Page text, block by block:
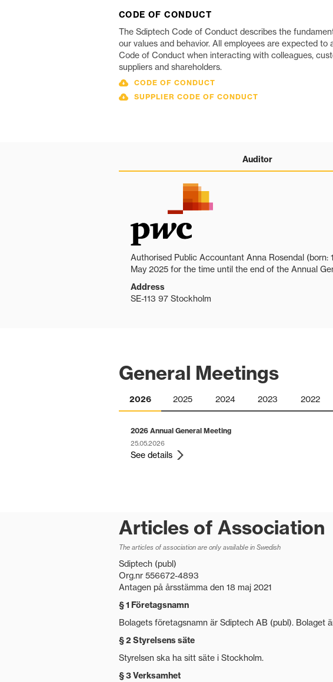
CODE OF CONDUCT
The Sdiptech Code of Conduct describes the
our values and behavior. All employees are expected to
Code of Conduct when interacting with colleagues,
suppliers and shareholders.
CODE OF CONDUCT
SUPPLIER CODE OF CONDUCT
Auditor
Authorised Public Accountant Anna Rosendal
May 2025 for the time until the end of the Annual
Address
SE-113 97 Stockholm
General Meetings
2026 2025 2024 2023 2022
2026 Annual General Meeting
25.05.2026
See details
Articles of Association
The articles of association are only available in Swedish
Sdiptech (publ)
Org.nr 556672-4893
Antagen på årsstämma den 18 maj 2021
§ 1 Företagsnamn
Bolagets företagsnamn är Sdiptech AB (publ). Bolaget
§ 2 Styrelsens säte
Styrelsen ska ha sitt säte i Stockholm.
§ 3 Verksamhet